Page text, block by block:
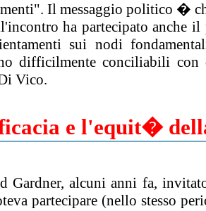
Il messaggio politico �
ha partecipato anche
sui nodi
difficilmente conciliabili
Vico.
e l'equit�
Gardner, alcuni anni fa,
partecipare (nello stesso